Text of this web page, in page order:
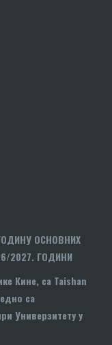
ОСНОВНИХ
2027. ГОДИНИ
Кине, са Taishan
са
Универзитету у